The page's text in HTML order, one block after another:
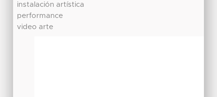
instalación artística
performance
video arte